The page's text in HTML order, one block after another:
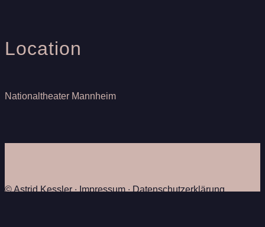
Location
Nationaltheater Mannheim
© Astrid Kessler ∙Impressum∙Datenschutzerklärung